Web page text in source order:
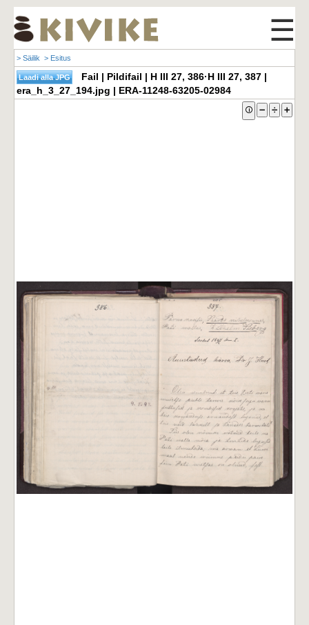
☰
> Säilik > Esitus
Fail | Pildifail | H III 27, 386·H III 27, 387 |
era_h_3_27_194.jpg | ERA-11248-63205-02984